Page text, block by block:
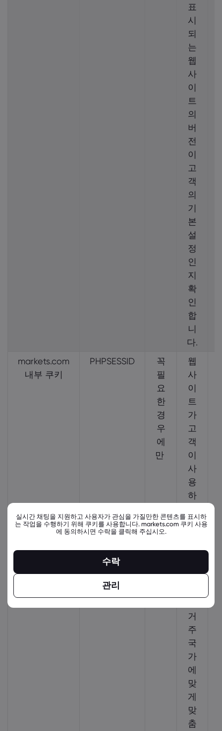
표
시
되
는
웹
사
이
트
의
버
전
이
고
객
의
기
본
설
정
인
지
확
인
합
니
다.
markets.com
내부 쿠키
PHPSESSID
꼭
필
요
한
경
우
에
만
웹
사
이
트
가
고
객
이
사
용
하
언
로
시
거
주
국
가
에
맞
게
맞
춤
실시간 채팅을 지원하고 사용자가 관심을 가질만한 콘텐츠를 표시하
는 작업을 수행하기 위해 쿠키를 사용합니다. markets.com 쿠키 사용
에 동의하시면 수락을 클릭해 주십시오.
수락
관리